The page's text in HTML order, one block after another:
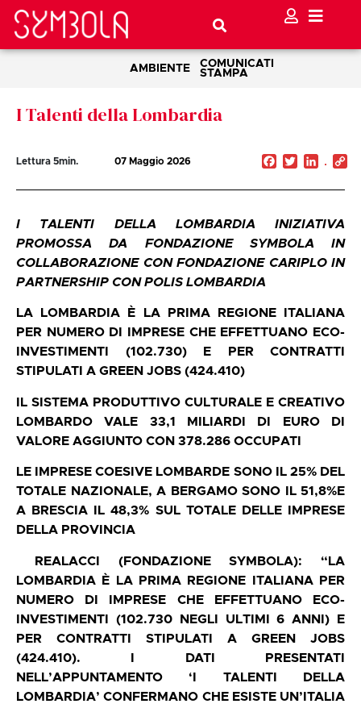
AMBIENTE
COMUNICATI
STAMPA
I Talenti della Lombardia
Lettura 5min. 07 Maggio 2026 Facebook
Twitter
I TALENTI DELLA LOMBARDIA INIZIATIVA
PROMOSSA DA FONDAZIONE SYMBOLA IN
COLLABORAZIONE CON FONDAZIONE CARIPLO IN
PARTNERSHIP CON POLIS LOMBARDIA
LA LOMBARDIA È LA PRIMA REGIONE ITALIANA
PER NUMERO DI IMPRESE CHE EFFETTUANO ECO-
INVESTIMENTI (102.730) E PER CONTRATTI
STIPULATI A GREEN JOBS (424.410)
IL SISTEMA PRODUTTIVO CULTURALE E CREATIVO
LOMBARDO VALE 33,1 MILIARDI DI EURO DI
VALORE AGGIUNTO CON 378.286 OCCUPATI
LE IMPRESE COESIVE LOMBARDE SONO IL 25% DEL
TOTALE NAZIONALE, A BERGAMO SONO IL 51,8%E
A BRESCIA IL 48,3% SUL TOTALE DELLE IMPRESE
DELLA PROVINCIA
REALACCI (FONDAZIONE SYMBOLA): “LA
LOMBARDIA È LA PRIMA REGIONE ITALIANA PER
NUMERO DI IMPRESE CHE EFFETTUANO ECO-
INVESTIMENTI (102.730 NEGLI ULTIMI 6 ANNI) E
PER CONTRATTI STIPULATI A GREEN JOBS
(424.410). I DATI PRESENTATI
NELL’APPUNTAMENTO ‘I TALENTI DELLA
LOMBARDIA’ CONFERMANO CHE ESISTE UN’ITALIA